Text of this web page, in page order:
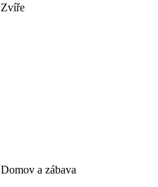
Zvíře
Domov a zábava